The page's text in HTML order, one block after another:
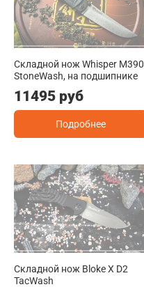
Складной нож Whisper M390
StoneWash, на подшипнике
11495 руб
Подробнее
Складной нож Bloke X D2
TacWash